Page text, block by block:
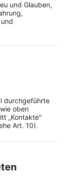
und Glauben,
durchgeführte
oben
„Kontakte"
Art. 10).